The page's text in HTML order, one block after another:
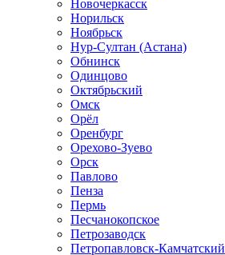
Новочеркасск
Норильск
Ноябрьск
Нур-Султан (Астана)
Обнинск
Одинцово
Октябрьский
Омск
Орёл
Оренбург
Орехово-Зуево
Орск
Павлово
Пенза
Пермь
Песчанокопское
Петрозаводск
Петропавловск-Камчатский